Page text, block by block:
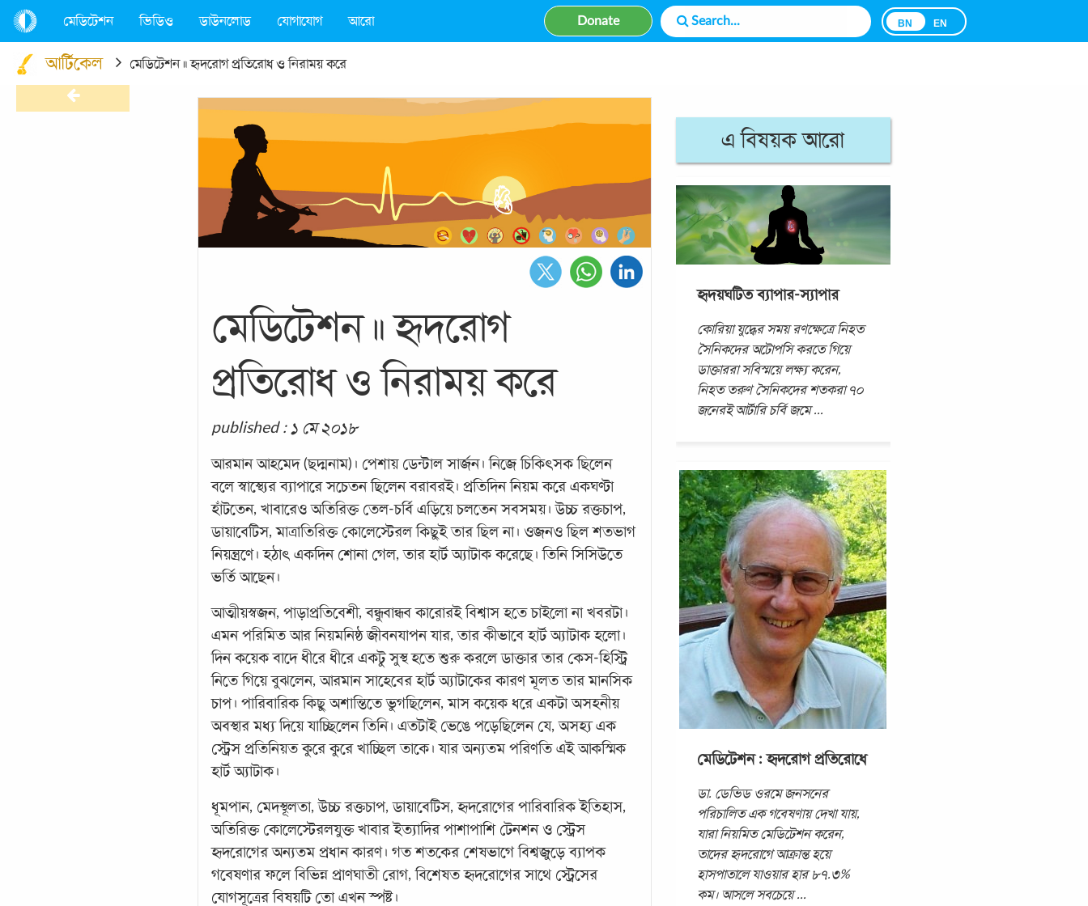
মেডিটেশন ভিডিও ডাউনলোড যোগাযোগ আরো Donate BN EN
আর্টিকেল মেডিটেশন ॥ হৃদরোগ প্রতিরোধ ও নিরাময় করে
মেডিটেশন ॥ হৃদরোগ
প্রতিরোধ ও নিরাময় করে
published : ১ মে ২০১৮
আরমান আহমেদ (ছদ্মনাম)। পেশায় ডেন্টাল সার্জন। নিজে চিকিৎসক ছিলেন
বলে স্বাস্থ্যের ব্যাপারে সচেতন ছিলেন বরাবরই। প্রতিদিন নিয়ম করে একঘণ্টা
হাঁটতেন, খাবারেও অতিরিক্ত তেল-চর্বি এড়িয়ে চলতেন সবসময়। উচ্চ রক্তচাপ,
ডায়াবেটিস, মাত্রাতিরিক্ত কোলেস্টেরল কিছুই তার ছিল না। ওজনও ছিল শতভাগ
নিয়ন্ত্রণে। হঠাৎ একদিন শোনা গেল, তার হার্ট অ্যাটাক করেছে। তিনি সিসিউতে
ভর্তি আছেন।
আত্মীয়স্বজন, পাড়াপ্রতিবেশী, বন্ধুবান্ধব কারোরই বিশ্বাস হতে চাইলো না খবরটা।
এমন পরিমিত আর নিয়মনিষ্ঠ জীবনযাপন যার, তার কীভাবে হার্ট অ্যাটাক হলো।
দিন কয়েক বাদে ধীরে ধীরে একটু সুস্থ হতে শুরু করলে ডাক্তার তার কেস-হিস্ট্রি
নিতে গিয়ে বুঝলেন, আরমান সাহেবের হার্ট অ্যাটাকের কারণ মূলত তার মানসিক
চাপ। পারিবারিক কিছু অশান্তিতে ভুগছিলেন, মাস কয়েক ধরে একটা অসহনীয়
অবস্থার মধ্য দিয়ে যাচ্ছিলেন তিনি। এতটাই ভেঙে পড়েছিলেন যে, অসহ্য এক
স্ট্রেস প্রতিনিয়ত কুরে কুরে খাচ্ছিল তাকে। যার অন্যতম পরিণতি এই আকস্মিক
হার্ট অ্যাটাক।
ধূমপান, মেদস্থূলতা, উচ্চ রক্তচাপ, ডায়াবেটিস, হৃদরোগের পারিবারিক ইতিহাস,
অতিরিক্ত কোলেস্টেরলযুক্ত খাবার ইত্যাদির পাশাপাশি টেনশন ও স্ট্রেস
হৃদরোগের অন্যতম প্রধান কারণ। গত শতকের শেষভাগে বিশ্বজুড়ে ব্যাপক
গবেষণার ফলে বিভিন্ন প্রাণঘাতী রোগ, বিশেষত হৃদরোগের সাথে স্ট্রেসের
যোগসূত্রের বিষয়টি তো এখন স্পষ্ট।
এ বিষয়ক আরো
হৃদয়ঘটিত ব্যাপার-স্যাপার
কোরিয়া যুদ্ধের সময় রণক্ষেত্রে নিহত
সৈনিকদের অটোপসি করতে গিয়ে
ডাক্তাররা সবিস্ময়ে লক্ষ্য করেন,
নিহত তরুণ সৈনিকদের শতকরা ৭০
জনেরই আর্টারি চর্বি জমে...
মেডিটেশন : হৃদরোগ প্রতিরোধে
ডা. ডেভিড ওরমে জনসনের
পরিচালিত এক গবেষণায় দেখা যায়,
যারা নিয়মিত মেডিটেশন করেন,
তাদের হৃদরোগে আক্রান্ত হয়ে
হাসপাতালে যাওয়ার হার ৮৭.৩%
কম। আসলে সবচেয়ে...